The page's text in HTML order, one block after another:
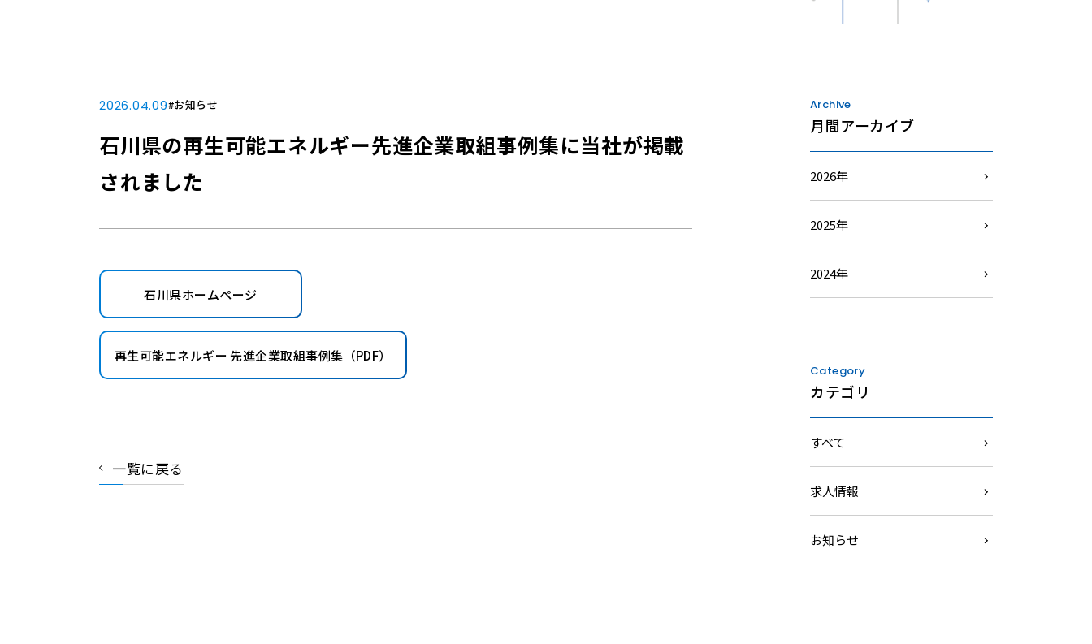
2026.04.09#お知らせ
石川県の再生可能エネルギー先進企業取組事例集に当社が掲載
されました
石川県ホームページ
再生可能エネルギー 先進企業取組事例集（PDF）
一覧に戻る
Archive
月間アーカイブ
2026年
2025年
2024年
Category
カテゴリ
すべて
求人情報
お知らせ